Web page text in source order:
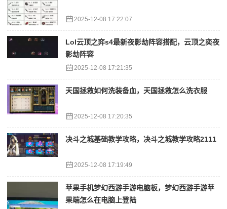
2025-12-08 17:22:07
Lol云顶之弈s4最新夜影劫阵容搭配，云顶之奕夜
影劫阵容
2025-12-08 17:21:35
天国拯救如何洗装备血，天国拯救怎么洗衣服
2025-12-08 17:20:35
决斗之城基础教学攻略，决斗之城教学攻略2111
2025-12-08 17:19:49
苹果手机梦幻西游手游电脑板，梦幻西游手游苹
果端怎么在电脑上登陆